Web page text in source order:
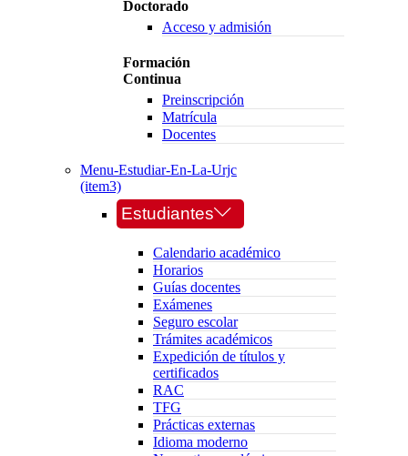
Doctorado
Acceso y admisión
Formación
Continua
Preinscripción
Matrícula
Docentes
Menu-Estudiar-En-La-Urjc
(item3)
Estudiantes
Calendario académico
Horarios
Guías docentes
Exámenes
Seguro escolar
Trámites académicos
Expedición de títulos y
certificados
RAC
TFG
Prácticas externas
Idioma moderno